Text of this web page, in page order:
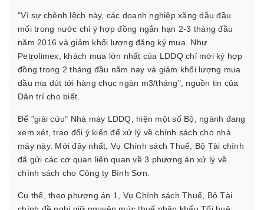
"Vì sự chênh lệch này, các doanh nghiệp xăng dầu đầu
mối trong nước chỉ ý hợp đồng ngắn hạn 2-3 tháng đầu
năm 2016 và giảm khối lượng đăng ký mua. Như
Petrolimex, khách mua lớn nhất của LDDQ chỉ mới ký hợp
đồng trong 2 tháng đầu năm nay và giảm khối lượng mua
dầu ma dút tới hàng chục ngàn m3/tháng", nguồn tin của
Dân trí cho biết.
Để "giải cứu" Nhà máy LDDQ, hiện một số Bộ, ngành đang
xem xét, trao đổi ý kiến để xử lý về chính sách cho nhà
máy này. Mới đây nhất, Vụ Chính sách Thuế, Bộ Tài chính
đã gửi các cơ quan liên quan về 3 phương án xử lý về
chính sách cho Công ty Bình Sơn.
Cụ thể, theo phương án 1, Vụ Chính sách Thuế, Bộ Tài